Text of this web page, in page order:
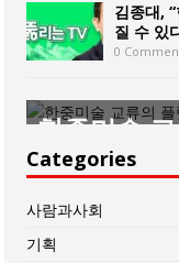
김종대,
질 수 있
0
한중미술
윤아르떼
Categories
사람과사회
기획